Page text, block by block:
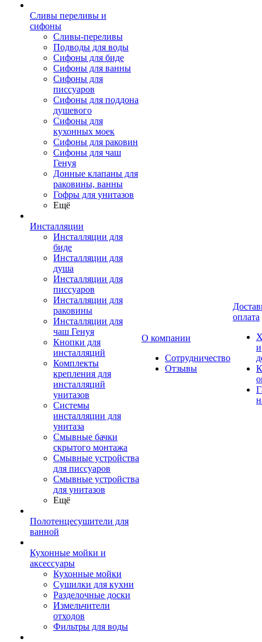
Сливы переливы и
сифоны
Сливы-переливы
Подводы для воды
Сифоны для биде
Сифоны для ванны
Сифоны для
писсуаров
Сифоны для поддона
душевого
Сифоны для
кухонных моек
Сифоны для раковин
Сифоны для чаш
Генуя
Донные клапаны для
раковины, ванны
Гофры для унитазов
Ещё
Инсталляции
Инсталляции для
биде
Инсталляции для
душа
Инсталляции для
писсуаров
Инсталляции для
раковины
Инсталляции для
чаш Генуя
Кнопки для
инсталляций
Комплекты
крепления для
инсталляций
унитазов
Системы
инсталляции для
унитаза
Смывные бачки
скрытого монтажа
Смывные устройства
для писсуаров
Смывные устройства
для унитазов
Ещё
Полотенцесушители для
ванной
Кухонные мойки и
аксессуары
Кухонные мойки
Сушилки для кухни
Разделочные доски
Измельчители
отходов
Фильтры для воды
О компании
Сотрудничество
Отзывы
оплата
и